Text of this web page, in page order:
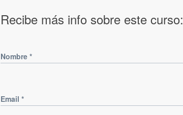
Recibe más info sobre este curso:
Nombre *
Email *